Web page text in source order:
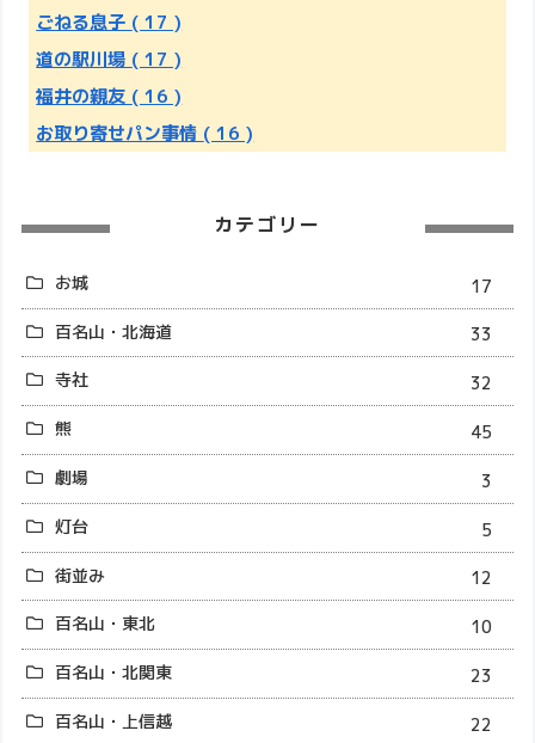
ごねる息子 ( 17 )
道の駅川場 ( 17 )
福井の親友 ( 16 )
お取り寄せパン事情 ( 16 )
カテゴリー
お城
17
百名山・北海道
33
寺社
32
熊
45
劇場
3
灯台
5
街並み
12
百名山・東北
10
百名山・北関東
23
百名山・上信越
22